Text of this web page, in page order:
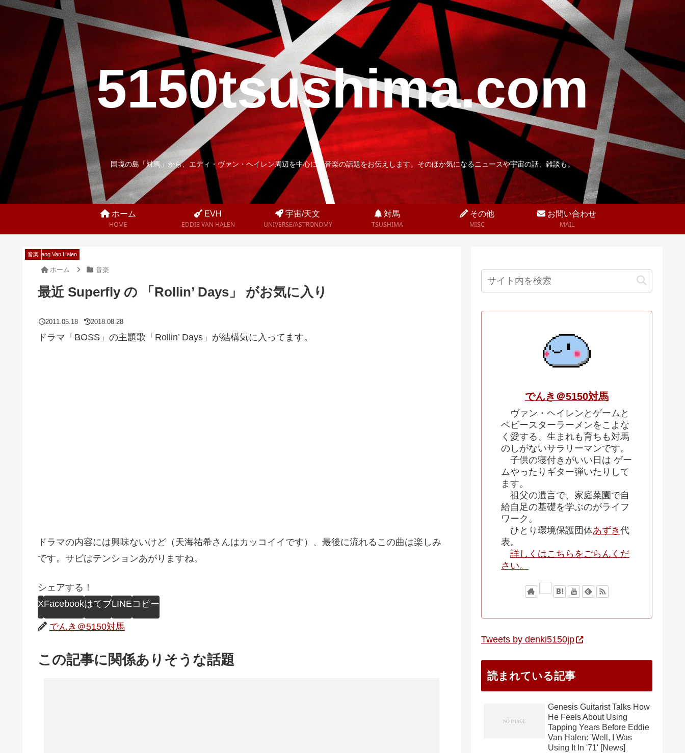
5150tsushima.com
国境の島「対馬」から、エディ・ヴァン・ヘイレン周辺を中心に、音楽の話題をお伝えします。そのほか気になるニュースや宇宙の話、雑談も。
ホーム
HOME
EVH
EDDIE VAN HALEN
宇宙/天文
UNIVERSE/ASTRONOMY
対馬
TSUSHIMA
その他
MISC
お問い合わせ
MAIL
ホーム 音楽
最近 Superfly の 「Rollin’ Days」 がお気に入り
2011.05.18 2018.08.28
ドラマ「 BOSS 」の主題歌「Rollin’ Days」が結構気に入ってます。
ドラマの内容には興味ないけど（天海祐希さんはカッコイイです）、最後に流れるこの曲は楽しみ
です。サビはテンションあがりますね。
シェアする！
XFacebookはてブLINEコピー
でんき＠5150対馬
この記事に関係ありそうな話題
Wolfgang Van Halen
音楽
音楽
でんき＠5150対馬
ヴァン・ヘイレンとゲームと
ベビースターラーメンをこよな
く愛する、生まれも育ちも対馬
のしがないサラリーマンです。
子供の寝付きがいい日は ゲー
ムやったりギター弾いたりして
ます。
祖父の遺言で、家庭菜園で自
給自足の基礎を学ぶのがライフ
ワーク。
ひとり環境保護団体あずき 代
表。
詳しくはこちらをごらんくだ
さい。
Tweets by denki5150jp
読まれている記事
Genesis Guitarist Talks How
He Feels About Using
Tapping Years Before Eddie
Van Halen: 'Well, I Was
Using It In '71' [News]